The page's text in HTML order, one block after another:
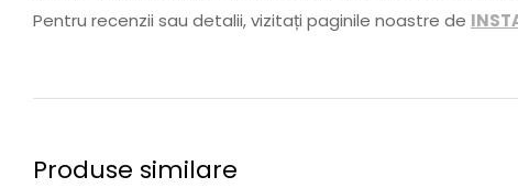
Pentru recenzii sau detalii, vizitați paginile noastre de
Produse similare